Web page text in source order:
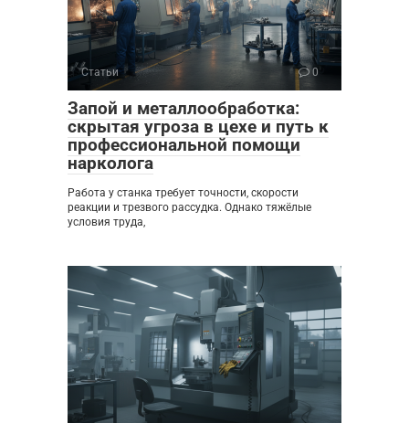
Статьи 0
Запой и металлообработка:
скрытая угроза в цехе и путь к
профессиональной помощи
нарколога
Работа у станка требует точности, скорости
реакции и трезвого рассудка. Однако тяжёлые
условия труда,